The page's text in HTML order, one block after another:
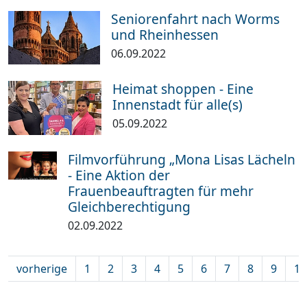
Seniorenfahrt nach Worms
und Rheinhessen
06.09.2022
Heimat shoppen - Eine
Innenstadt für alle(s)
05.09.2022
Filmvorführung „Mona Lisas Lächeln
- Eine Aktion der
Frauenbeauftragten für mehr
Gleichberechtigung
02.09.2022
vorherige 1 2 3 4 5 6 7 8 9 10